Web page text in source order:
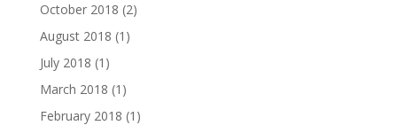
October 2018 (2)
August 2018 (1)
July 2018 (1)
March 2018 (1)
February 2018 (1)